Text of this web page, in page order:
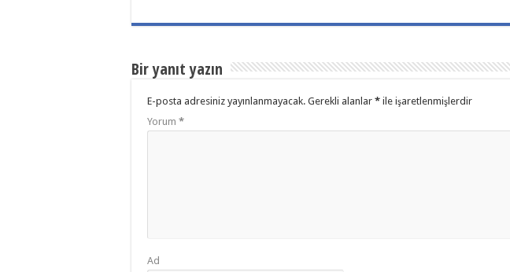
Bir yanıt yazın
E-posta adresiniz yayınlanmayacak. Gerekli alanlar * ile işaretlenmişlerdir
Yorum *
Ad